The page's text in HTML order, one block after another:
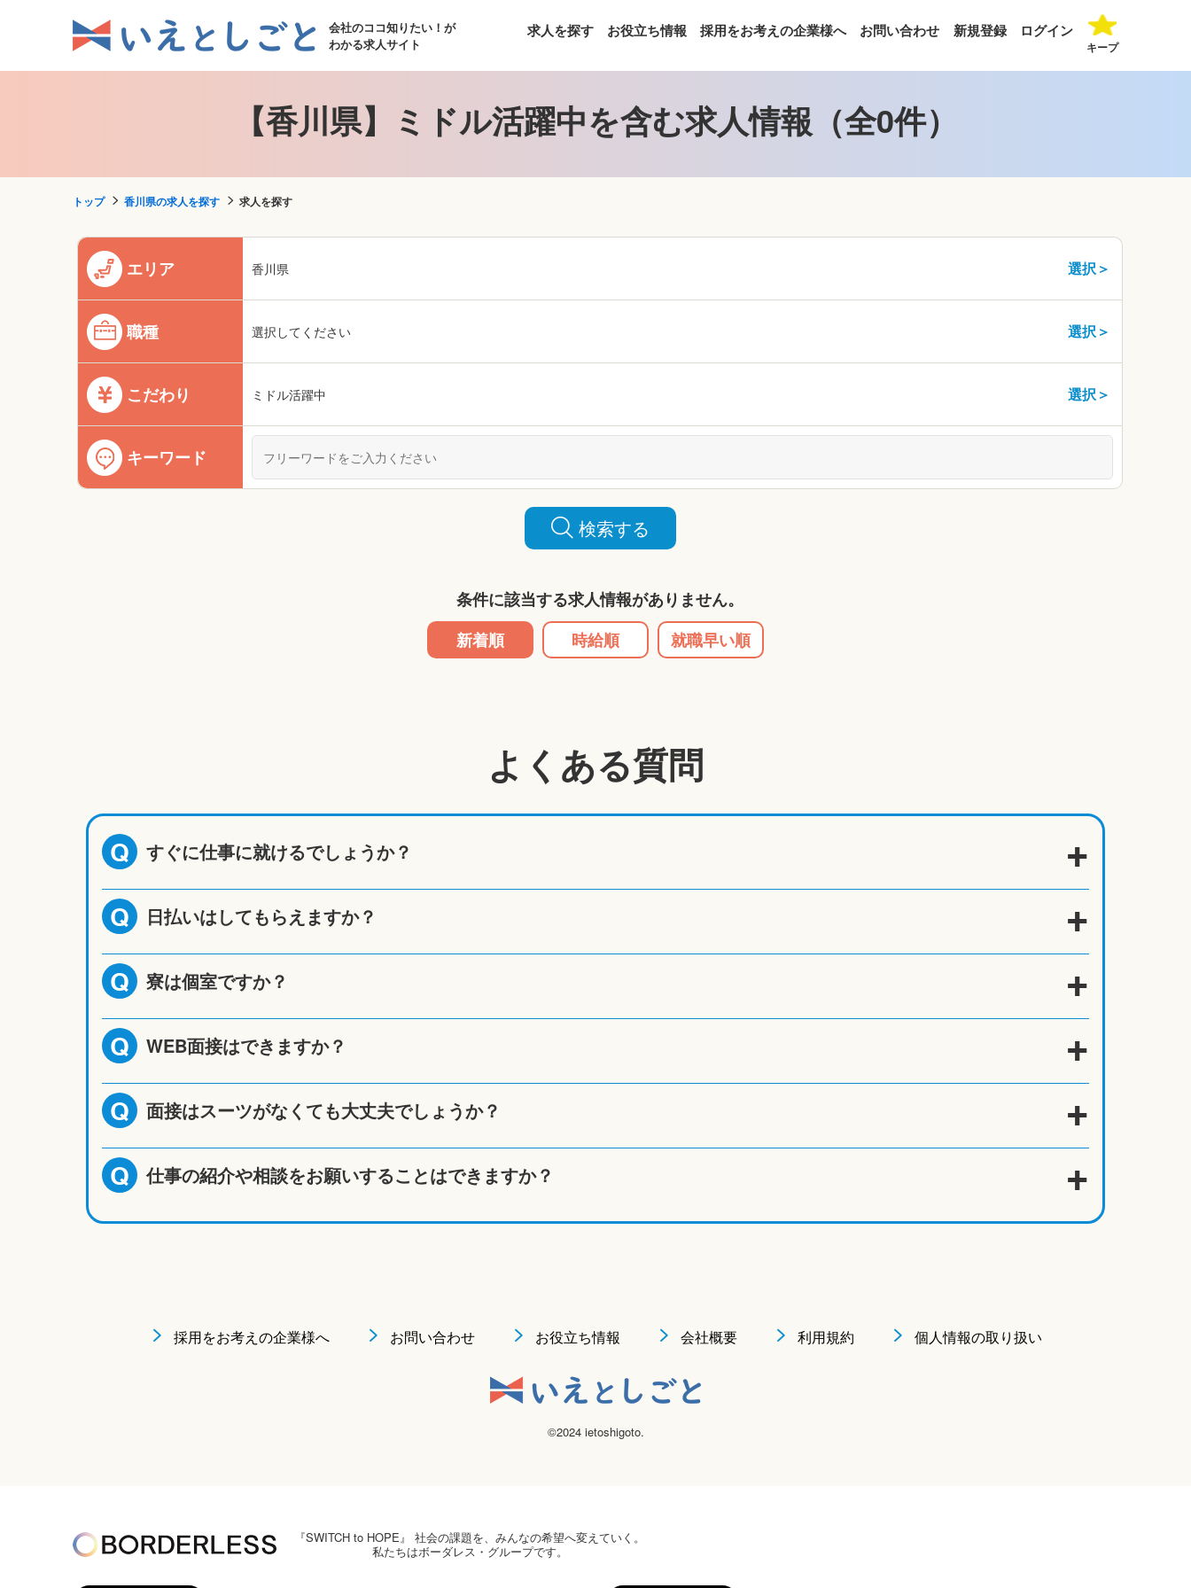
会社のココ知りたい！が
わかる求人サイト
求人を探す お役立ち情報 採用をお考えの企業様へ お問い合わせ 新規登録 ログイン
キープ
【香川県】ミドル活躍中を含む求人情報（全0件）
トップ 香川県の求人を探す 求人を探す
エリア 香川県 選択＞
職種 選択してください 選択＞
こだわり ミドル活躍中 選択＞
キーワード
検索する
条件に該当する求人情報がありません。
新着順
時給順 就職早い順
よくある質問
Q すぐに仕事に就けるでしょうか？
Q 日払いはしてもらえますか？
Q 寮は個室ですか？
Q WEB面接はできますか？
Q 面接はスーツがなくても大丈夫でしょうか？
Q 仕事の紹介や相談をお願いすることはできますか？
採用をお考えの企業様へ お問い合わせ お役立ち情報 会社概要 利用規約 個人情報の取り扱い
©2024 ietoshigoto.
『SWITCH to HOPE』 社会の課題を、みんなの希望へ変えていく。
私たちはボーダレス・グループです。